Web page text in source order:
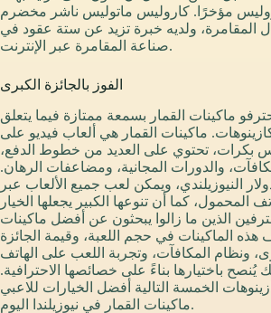
مؤخرًا. كاروليس ماتوليس ناشر مخضرم
المقامرة، ولديه خبرة تزيد عن ستة عقود في
صناعة المقامرة عبر الإنترنت.
الفوز بالجائزة الكبرى
ماكينات القمار بسمعة ممتازة فيما يتعلق
ماكينات القمار هي ألعاب فيديو على
بكرات، تحتوي على العديد من خطوط الدفع،
والدورات المجانية، ومضاعفات الرهان.
النيوزيلندي، ويمكن لعب جميع الألعاب عبر
المحمول، كما أن تنوعها الكبير يجعلها الخيار
الذين ما زالوا يبحثون عن أفضل ماكينات
هذه الماكينات في حجم اللعبة، وقيمة الجائزة
ونظام المكافآت، وتجربة اللعب على الهاتف
يُنصح باختيارها بناءً على خصائصها الاحترافية.
الخمسة التالية أفضل الخيارات للاعبي
ماكينات القمار في نيوزيلندا اليوم.